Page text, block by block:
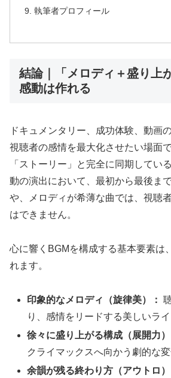
執筆者プロフィール
結論｜「メロディ＋盛り上
感動は作れる
ドキュメンタリー、成功体験、動画
視聴者の感情を最大化させたい場面
「ストーリー」と完全に同期してい
動の演出において、最初から最後ま
や、メロディが希薄な曲では、視聴
はできません。
心に響くBGMを構成する基本要素は
れます。
印象的なメロディ（旋律美）：
り、感情をリードする美しいライ
徐々に盛り上がる構成（展開力）
クライマックスへ向かう劇的な変
余韻が残る終わり方（アウトロ）